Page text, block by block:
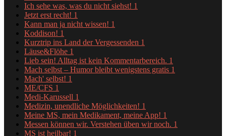
Ich sehe was, was du nicht siehst! 1
Jetzt erst recht! 1
Kann man ja nicht wissen! 1
Koddison! 1
Kurztrip ins Land der Vergessenden 1
Läuse&Flöhe 1
Lieb sein! Alltag ist kein Kommentarbereich. 1
Mach selbst – Humor bleibt wenigstens gratis 1
Mach' selbst! 1
ME/CFS 1
Medi-Karussell 1
Medizin, unendliche Möglichkeiten! 1
Meine MS, mein Medikament, meine App! 1
Messen können wir. Verstehen üben wir noch. 1
MS ist heilbar! 1